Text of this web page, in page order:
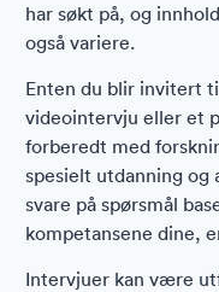
har søkt på, og
også variere.
Enten du blir invitert
videointervju eller et
forberedt med
spesielt utdanning
svare på spørsmål
kompetansene dine,
Intervjuer kan være